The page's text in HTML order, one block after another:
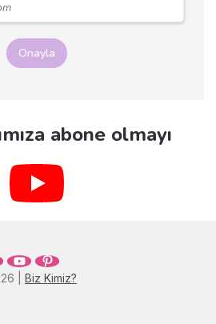
alacağız.
Onayla
abone olmayı
| Biz Kimiz?